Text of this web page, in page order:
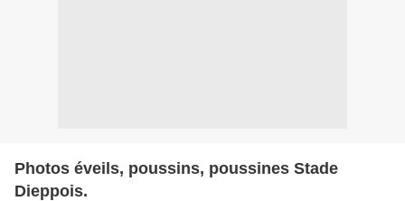
Photos éveils, poussins, poussines Stade
Dieppois.